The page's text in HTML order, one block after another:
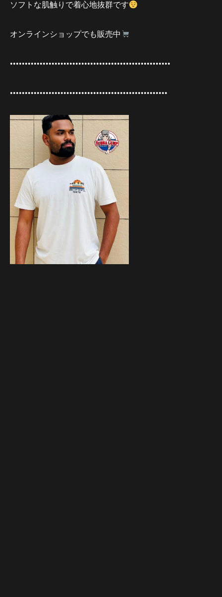
ソフトな肌触りで着心地抜群です
オンラインショップでも販売中
••••••••••••••••••••••••••••••••••••••••••••••••••••••
•••••••••••••••••••••••••••••••••••••••••••••••••••••